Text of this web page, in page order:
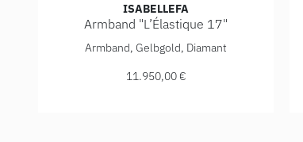
ISABELLEFA
Armband "L’Élastique 17"
IsabelleFa Armband "L’Élastique 17", Ref:
Armband, Gelbgold, Diamant
11.950,00 €